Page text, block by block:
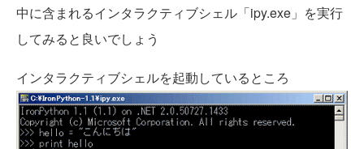
中に含まれるインタラクティブシェル「ipy.exe」を実行
してみると良いでしょう
インタラクティブシェルを起動しているところ